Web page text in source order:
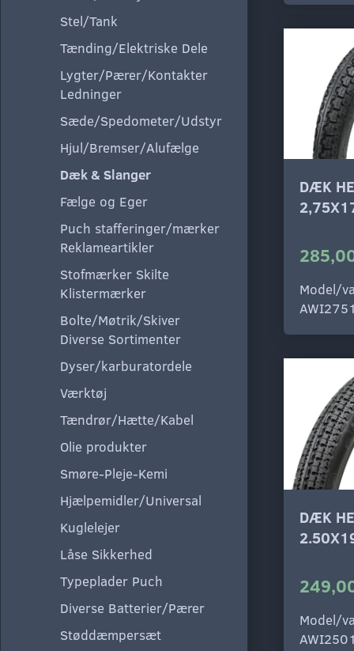
Stel/Tank
Tænding/Elektriske Dele
Lygter/Pærer/Kontakter
Ledninger
Sæde/Spedometer/Udstyr
Hjul/Bremser/Alufælge
Dæk & Slanger
Fælge og Eger
Puch stafferinger/mærker
Reklameartikler
Stofmærker Skilte
Klistermærker
Bolte/Møtrik/Skiver
Diverse Sortimenter
Dyser/karburatordele
Værktøj
Tændrør/Hætte/Kabel
Olie produkter
Smøre-Pleje-Kemi
Hjælpemidler/Universal
Kuglelejer
Låse Sikkerhed
Typeplader Puch
Diverse Batterier/Pærer
Støddæmpersæt
DÆK
Model/
DÆK
Model/